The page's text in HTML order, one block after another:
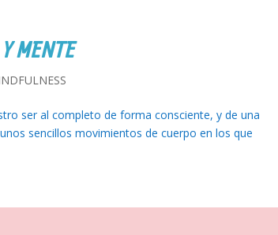
MENTE
ser al completo de forma consciente, y de una
sencillos movimientos de cuerpo en los que